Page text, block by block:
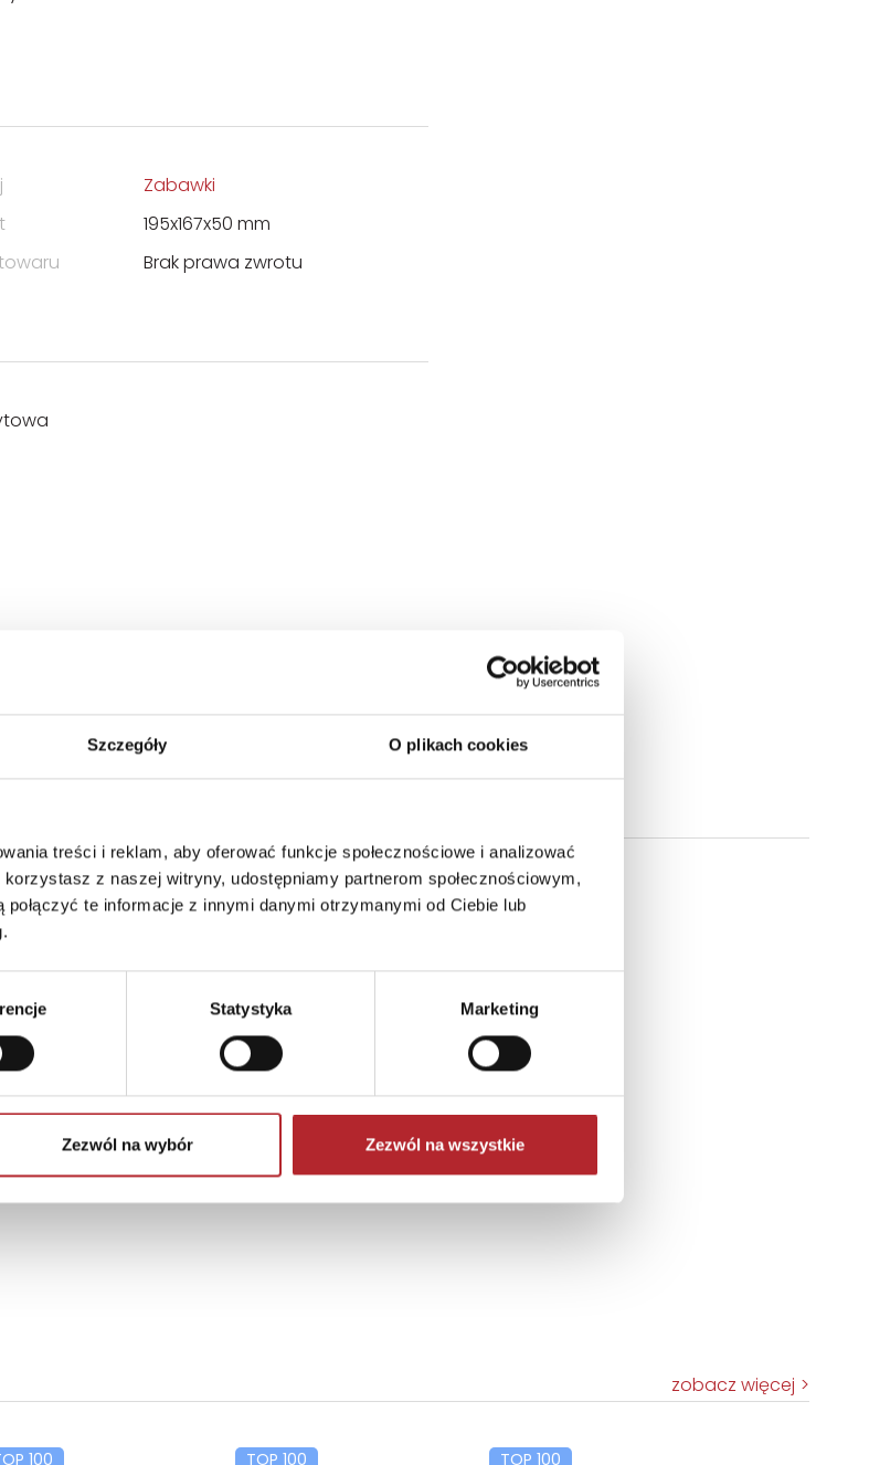
Szczegóły O plikach cookies
treści i reklam, aby oferować funkcje społecznościowe i analizować
z naszej witryny, udostępniamy partnerom społecznościowym,
te informacje z innymi danymi otrzymanymi od Ciebie lub
Statystyka Marketing
Zezwól na wybór Zezwól na wszystkie
Zabawki
195x167x50 mm
Brak prawa zwrotu
na zawarte na nim ważne informacje.
zobacz więcej
100
TOP 100
TOP 100